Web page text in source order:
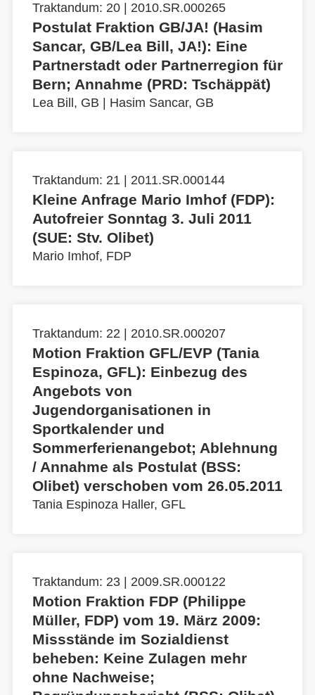
Traktandum: 20 | 2010.SR.000265
Postulat Fraktion GB/JA! (Hasim
Sancar, GB/Lea Bill, JA!): Eine
Partnerstadt oder Partnerregion für
Bern; Annahme (PRD: Tschäppät)
Lea Bill, GB Hasim Sancar, GB
Traktandum: 21 | 2011.SR.000144
Kleine Anfrage Mario Imhof (FDP):
Autofreier Sonntag 3. Juli 2011
(SUE: Stv. Olibet)
Mario Imhof, FDP
Traktandum: 22 | 2010.SR.000207
Motion Fraktion GFL/EVP (Tania
Espinoza, GFL): Einbezug des
Angebots von
Jugendorganisationen in
Sportkalender und
Sommerferienangebot; Ablehnung
/ Annahme als Postulat (BSS:
Olibet) verschoben vom 26.05.2011
Tania Espinoza Haller, GFL
Traktandum: 23 | 2009.SR.000122
Motion Fraktion FDP (Philippe
Müller, FDP) vom 19. März 2009:
Missstände im Sozialdienst
beheben: Keine Zulagen mehr
ohne Nachweise;